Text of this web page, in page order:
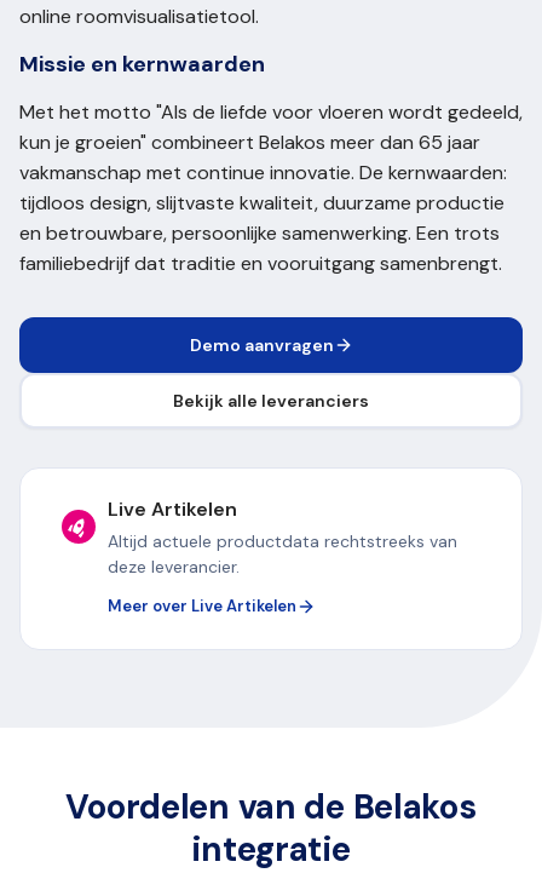
online roomvisualisatietool.
Missie en kernwaarden
Met het motto "Als de liefde voor vloeren wordt gedeeld,
kun je groeien" combineert Belakos meer dan 65 jaar
vakmanschap met continue innovatie. De kernwaarden:
tijdloos design, slijtvaste kwaliteit, duurzame productie
en betrouwbare, persoonlijke samenwerking. Een trots
familiebedrijf dat traditie en vooruitgang samenbrengt.
Demo aanvragen
Bekijk alle leveranciers
Live Artikelen
Altijd actuele productdata rechtstreeks van
deze leverancier.
Meer over Live Artikelen
Voordelen van de Belakos
integratie